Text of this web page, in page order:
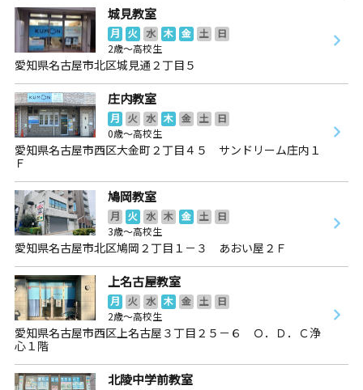
城見教室
月 火 水 木 金 土
日
2歳～高校生
愛知県名古屋市北区城見通２丁目５
庄内教室
月 火 水 木 金 土
日
0歳～高校生
愛知県名古屋市西区大金町２丁目４５ サンドリーム庄内１
Ｆ
鳩岡教室
月 火 水 木 金 土
日
3歳～高校生
愛知県名古屋市北区鳩岡２丁目１－３ あおい屋２Ｆ
上名古屋教室
月 火 水 木 金 土
日
2歳～高校生
愛知県名古屋市西区上名古屋３丁目２５－６ Ｏ．Ｄ．Ｃ浄
心１階
北陵中学前教室